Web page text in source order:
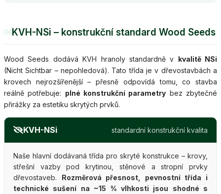
04KVH-NSi – konstrukční standard Wood Seeds
Wood Seeds dodává KVH hranoly standardně v kvalitě NSi
(Nicht Sichtbar – nepohledová). Tato třída je v dřevostavbách a
krovech nejrozšířenější – přesně odpovídá tomu, co stavba
reálně potřebuje: plné konstrukční parametry bez zbytečné
přirážky za estetiku skrytých prvků.
KVH-NSi standardní konstrukční kvalita
Naše hlavní dodávaná třída pro skryté konstrukce – krovy,
střešní vazby pod krytinou, stěnové a stropní prvky
dřevostaveb. Rozměrová přesnost, pevnostní třída i
technické sušení na ~15 % vlhkosti jsou shodné s